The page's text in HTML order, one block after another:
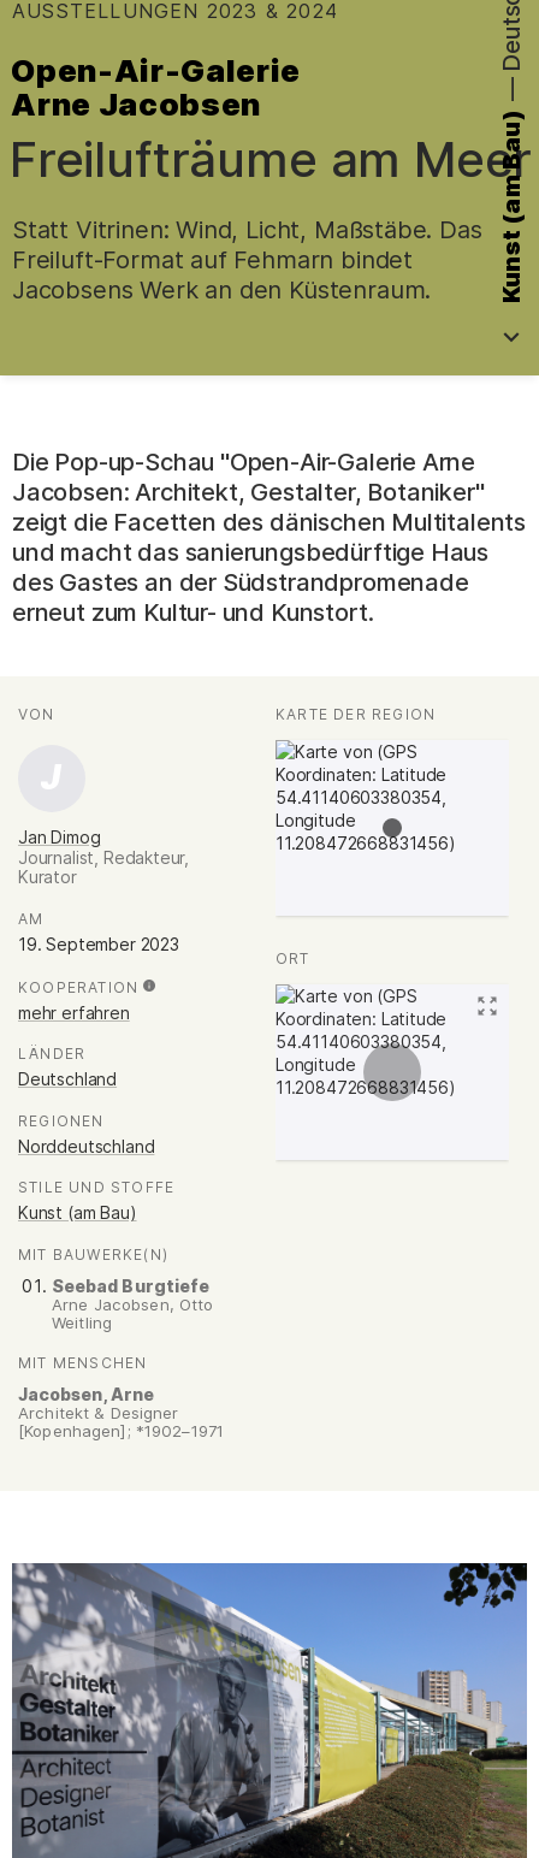
Open-Air-Galerie
Arne Jacobsen
Freilufträume am Meer
AUSSTELLUNGEN 2023 & 2024
Statt Vitrinen: Wind, Licht, Maßstäbe. Das
Freiluft-Format auf Fehmarn bindet
Jacobsens Werk an den Küstenraum.
Kunst (am Bau)
—
Die Pop-up-Schau "Open-Air-Galerie Arne
Jacobsen: Architekt, Gestalter, Botaniker"
zeigt die Facetten des dänischen Multitalents
und macht das sanierungsbedürftige Haus
des Gastes an der Südstrandpromenade
erneut zum Kultur- und Kunstort.
VON
J
Jan Dimog
Journalist, Redakteur,
Kurator
AM
19. September 2023
KOOPERATION
mehr erfahren
LÄNDER
Deutschland
REGIONEN
Norddeutschland
STILE UND STOFFE
Kunst (am Bau)
MIT BAUWERKE(N)
Seebad Burgtiefe
Arne Jacobsen, Otto
Weitling
MIT MENSCHEN
Jacobsen, Arne
Architekt & Designer
[Kopenhagen]; *1902–1971
KARTE DER REGION
ORT